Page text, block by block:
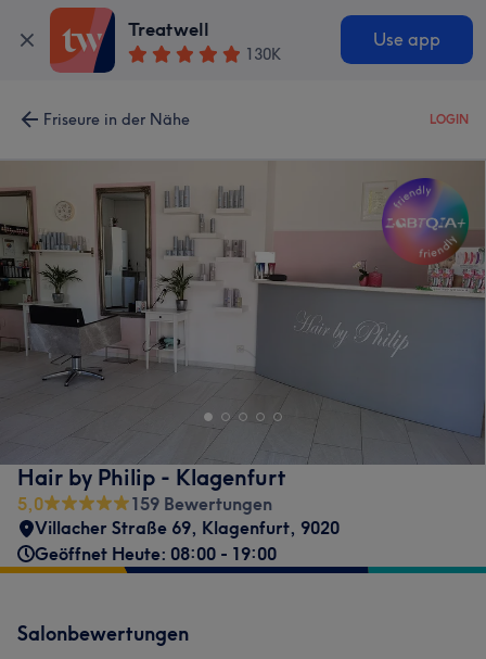
Treatwell
130K
Use app
Friseure in der Nähe LOGIN
Hair by Philip - Klagenfurt
5,0
159 Bewertungen
Villacher Straße 69, Klagenfurt, 9020
Geöffnet Heute: 08:00 - 19:00
Salonbewertungen